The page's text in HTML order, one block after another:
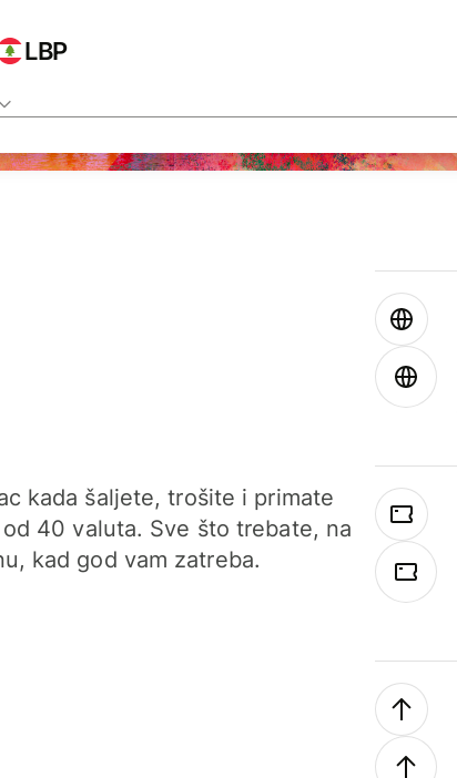
LBP
kada šaljete, trošite i primate
40 valuta. Sve što trebate, na
kad god vam zatreba.